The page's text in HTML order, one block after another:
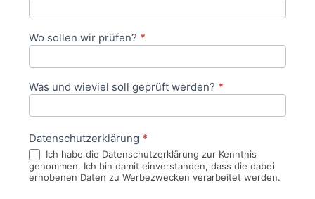
Wo sollen wir prüfen? *
Was und wieviel soll geprüft werden? *
Datenschutzerklärung *
Ich habe die Datenschutzerklärung zur Kenntnis
genommen. Ich bin damit einverstanden, dass die dabei
erhobenen Daten zu Werbezwecken verarbeitet werden.